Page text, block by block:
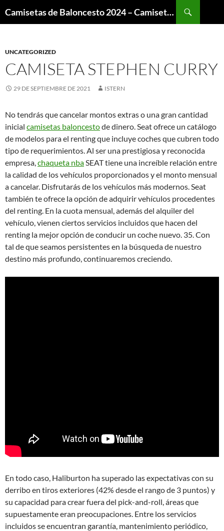
Camisetas de Baloncesto 2024 – Camisetas NBA
UNCATEGORIZED
CAMISETA STEPHEN CURRY
29 DE SEPTIEMBRE DE 2021 ISTERN
No tendrás que cancelar montos extras o una gran cantidad
inicial camisetas baloncestode dinero. Seat ofrece un catálogo
de modelos para el renting que incluye coches que cubren todo
tipo de requerimientos. Al ser una prestigiosa y reconocida
empresa,chaqueta nbaSEAT tiene una increíble relación entre
la calidad de los vehículos proporcionados y el monto mensual
a cancelar. Disfrutarás de los vehículos más modernos. Seat
también te ofrece la opción de adquirir vehículos procedentes
del renting. En la cuota mensual, además del alquiler del
vehículo, vienen ciertos servicios incluidos que hacen del
renting la mejor opción de conducir un coche nuevo. 35. Con
tal de que seamos persistentes en la búsqueda de nuestro
destino más profundo, continuaremos creciendo.
En todo caso, Haliburton ha superado las expectativas con su
derribo en tiros exteriores (42% desde el rango de 3 puntos) y
su capacidad para crear fuera del pick-and-roll, áreas que
supuestamente eran preocupaciones. Entre los servicios
incluidos se encuentran garantía, mantenimiento periódico,